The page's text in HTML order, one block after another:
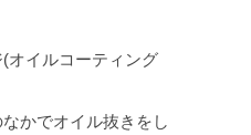
オイルコーティング
かでオイル抜きをし